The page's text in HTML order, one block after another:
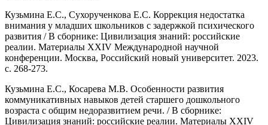
Кузьмина Е.С., Сухорученкова Е.С. Коррекция недостатка
внимания у младших школьников с задержкой психического
развития / В сборнике: Цивилизация знаний: российские
реалии. Материалы XXIV Международной научной
конференции. Москва, Российский новый университет. 2023.
с. 268-273.
Кузьмина Е.С., Косарева М.В. Особенности развития
коммуникативных навыков детей старшего дошкольного
возраста с общим недоразвитием речи. / В сборнике:
Цивилизация знаний: российские реалии. Материалы XXIV